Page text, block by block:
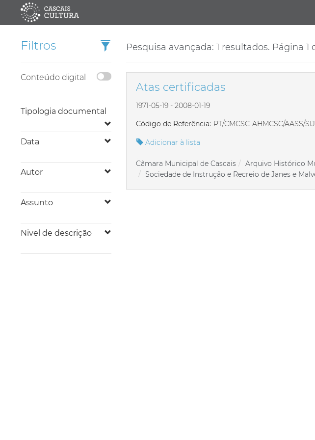
Pesquisa avançada: 1 resultados. Página 1
Filtros
Conteúdo digital
Tipologia documental
Data
Autor
Assunto
Nivel de descrição
Atas certificadas
1971-05-19 - 2008-01-19
Código de Referência: PT/CMCSC-AHMCSC/AASS/
Adicionar à lista
Câmara Municipal de Cascais Arquivo Histórico
Sociedade de Instrução e Recreio de Janes e